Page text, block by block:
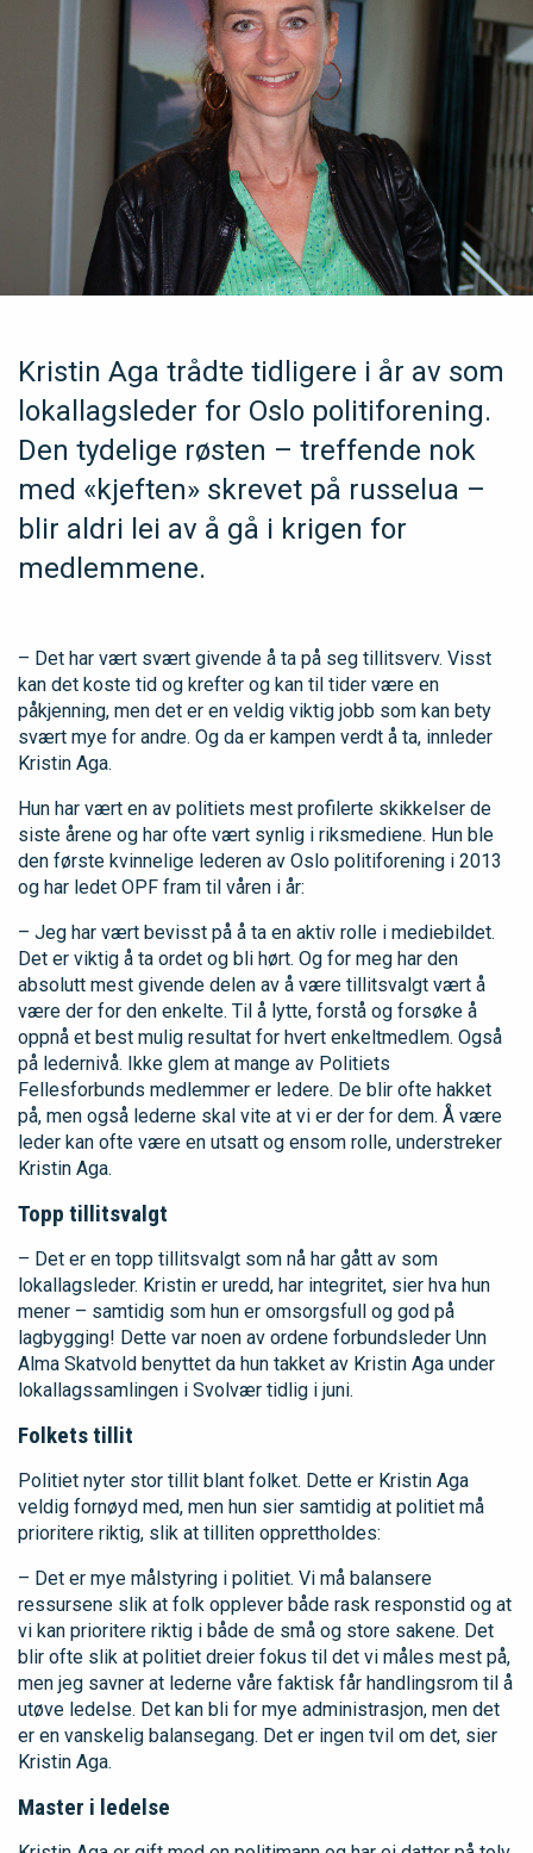
Kristin Aga trådte tidligere i år av som
lokallagsleder for Oslo politiforening.
Den tydelige røsten – treffende nok
med «kjeften» skrevet på russelua –
blir aldri lei av å gå i krigen for
medlemmene.
– Det har vært svært givende å ta på seg tillitsverv. Visst
kan det koste tid og krefter og kan til tider være en
påkjenning, men det er en veldig viktig jobb som kan bety
svært mye for andre. Og da er kampen verdt å ta, innleder
Kristin Aga.
Hun har vært en av politiets mest profilerte skikkelser de
siste årene og har ofte vært synlig i riksmediene. Hun ble
den første kvinnelige lederen av Oslo politiforening i 2013
og har ledet OPF fram til våren i år:
– Jeg har vært bevisst på å ta en aktiv rolle i mediebildet.
Det er viktig å ta ordet og bli hørt. Og for meg har den
absolutt mest givende delen av å være tillitsvalgt vært å
være der for den enkelte. Til å lytte, forstå og forsøke å
oppnå et best mulig resultat for hvert enkeltmedlem. Også
på ledernivå. Ikke glem at mange av Politiets
Fellesforbunds medlemmer er ledere. De blir ofte hakket
på, men også lederne skal vite at vi er der for dem. Å være
leder kan ofte være en utsatt og ensom rolle, understreker
Kristin Aga.
Topp tillitsvalgt
– Det er en topp tillitsvalgt som nå har gått av som
lokallagsleder. Kristin er uredd, har integritet, sier hva hun
mener – samtidig som hun er omsorgsfull og god på
lagbygging! Dette var noen av ordene forbundsleder Unn
Alma Skatvold benyttet da hun takket av Kristin Aga under
lokallagssamlingen i Svolvær tidlig i juni.
Folkets tillit
Politiet nyter stor tillit blant folket. Dette er Kristin Aga
veldig fornøyd med, men hun sier samtidig at politiet må
prioritere riktig, slik at tilliten opprettholdes:
– Det er mye målstyring i politiet. Vi må balansere
ressursene slik at folk opplever både rask responstid og at
vi kan prioritere riktig i både de små og store sakene. Det
blir ofte slik at politiet dreier fokus til det vi måles mest på,
men jeg savner at lederne våre faktisk får handlingsrom til å
utøve ledelse. Det kan bli for mye administrasjon, men det
er en vanskelig balansegang. Det er ingen tvil om det, sier
Kristin Aga.
Master i ledelse